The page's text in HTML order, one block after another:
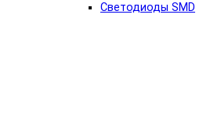
Светодиоды SMD